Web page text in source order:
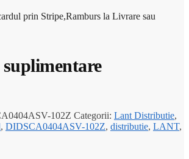
prin Stripe,Ramburs la Livrare sau
102Z Categorii: Lant Distributie,
, DIDSCA0404ASV-102Z, distributie, LANT,